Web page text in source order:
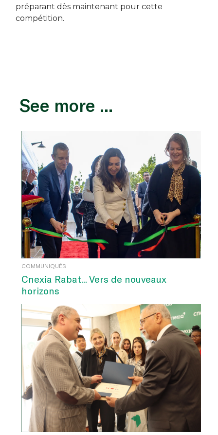
préparant dès maintenant pour cette
compétition.
See more ...
COMMUNIQUÉS
Cnexia Rabat... Vers de nouveaux
horizons